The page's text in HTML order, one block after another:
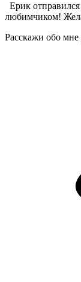
Ерик
любимчиком!
Расскажи обо мне